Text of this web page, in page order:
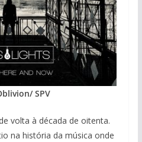
SPV
volta à década de oitenta.
na história da música onde